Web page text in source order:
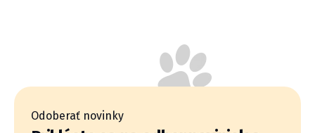
Odoberať novinky